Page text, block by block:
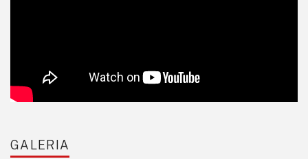
GALERIA